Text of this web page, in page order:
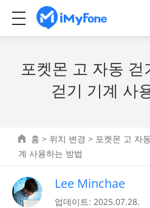
포켓몬 고 자동
걷기 기계 사
홈 > 위치 변경 > 포켓몬 고 자
계 사용하는 방법
Lee Minchae
업데이트: 2025.07.28.